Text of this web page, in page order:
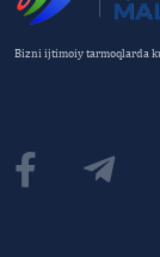
Bizni ijtimoiy tarmoqlarda